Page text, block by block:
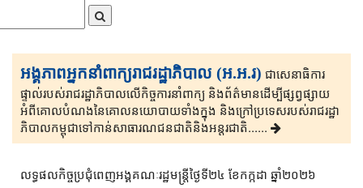
អង្គភាពអ្នកនាំពាក្យរាជរដ្ឋាភិបាល (អ.អ.រ) ជាសេនា​ធិ​កា​រ​​
ផ្ទាល់​របស់រាជរដ្ឋាភិ​បា​ល​លើ​កិច្ចការ​នាំពាក្យ និងព័ត៌មាន​ដើម្បីផ្សព្វ​ផ្សាយ​​
អំពីគោលបំណងនៃគោល​នយោបាយទាំងក្នុង និងក្រៅ​ប្រទេ​​ស​របស់រាជរដ្ឋា​
ភិ​បា​ល​កម្ពុជាទៅកាន់សាធារណជនជាតិនិងអន្តរជាតិ......
លទ្ធផលកិច្ចប្រជុំពេញអង្គគណៈរដ្ឋមន្រ្តីថ្ងៃទី២៤ ខែកក្កដា ឆ្នាំ២០២៦